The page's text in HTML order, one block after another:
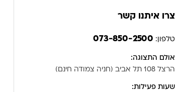
צרו איתנו קשר
טלפון: 073-850-2500
אולם התצוגה:
הרצל 108 תל אביב (חניה צמודה חינם)
שעות פעילות: